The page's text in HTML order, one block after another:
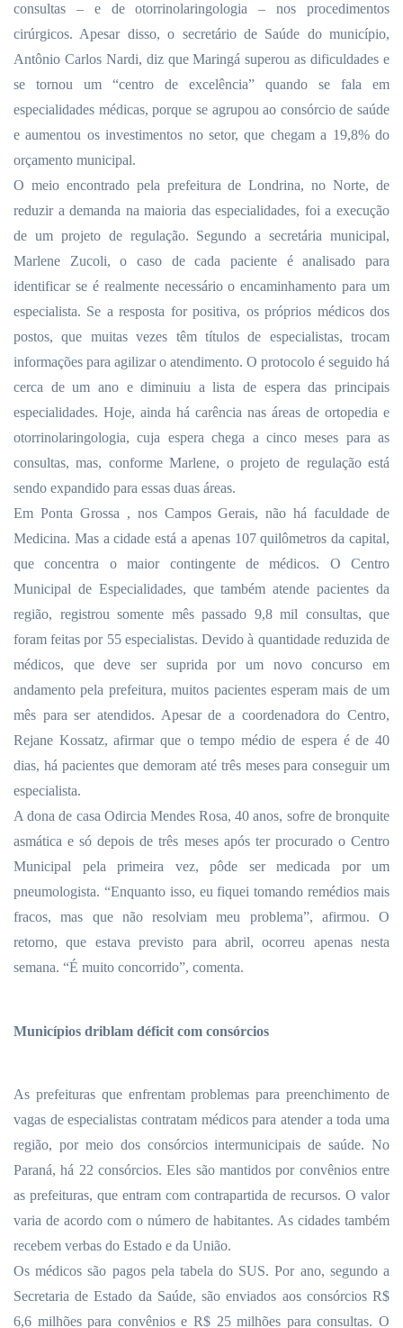
consultas – e de otorrinolaringologia – nos procedimentos
cirúrgicos. Apesar disso, o secretário de Saúde do município,
Antônio Carlos Nardi, diz que Maringá superou as dificuldades e
se tornou um “centro de excelência” quando se fala em
especialidades médicas, porque se agrupou ao consórcio de saúde
e aumentou os investimentos no setor, que chegam a 19,8% do
orçamento municipal.
O meio encontrado pela prefeitura de Londrina, no Norte, de
reduzir a demanda na maioria das especialidades, foi a execução
de um projeto de regulação. Segundo a secretária municipal,
Marlene Zucoli, o caso de cada paciente é analisado para
identificar se é realmente necessário o encaminhamento para um
especialista. Se a resposta for positiva, os próprios médicos dos
postos, que muitas vezes têm títulos de especialistas, trocam
informações para agilizar o atendimento. O protocolo é seguido há
cerca de um ano e diminuiu a lista de espera das principais
especialidades. Hoje, ainda há carência nas áreas de ortopedia e
otorrinolaringologia, cuja espera chega a cinco meses para as
consultas, mas, conforme Marlene, o projeto de regulação está
sendo expandido para essas duas áreas.
Em Ponta Grossa , nos Campos Gerais, não há faculdade de
Medicina. Mas a cidade está a apenas 107 quilômetros da capital,
que concentra o maior contingente de médicos. O Centro
Municipal de Especialidades, que também atende pacientes da
região, registrou somente mês passado 9,8 mil consultas, que
foram feitas por 55 especialistas. Devido à quantidade reduzida de
médicos, que deve ser suprida por um novo concurso em
andamento pela prefeitura, muitos pacientes esperam mais de um
mês para ser atendidos. Apesar de a coordenadora do Centro,
Rejane Kossatz, afirmar que o tempo médio de espera é de 40
dias, há pacientes que demoram até três meses para conseguir um
especialista.
A dona de casa Odircia Mendes Rosa, 40 anos, sofre de bronquite
asmática e só depois de três meses após ter procurado o Centro
Municipal pela primeira vez, pôde ser medicada por um
pneumologista. “Enquanto isso, eu fiquei tomando remédios mais
fracos, mas que não resolviam meu problema”, afirmou. O
retorno, que estava previsto para abril, ocorreu apenas nesta
semana. “É muito concorrido”, comenta.
Municípios driblam déficit com consórcios
As prefeituras que enfrentam problemas para preenchimento de
vagas de especialistas contratam médicos para atender a toda uma
região, por meio dos consórcios intermunicipais de saúde. No
Paraná, há 22 consórcios. Eles são mantidos por convênios entre
as prefeituras, que entram com contrapartida de recursos. O valor
varia de acordo com o número de habitantes. As cidades também
recebem verbas do Estado e da União.
Os médicos são pagos pela tabela do SUS. Por ano, segundo a
Secretaria de Estado da Saúde, são enviados aos consórcios R$
6,6 milhões para convênios e R$ 25 milhões para consultas. O